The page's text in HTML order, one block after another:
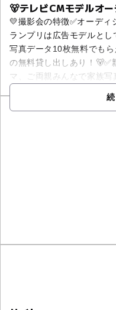
🐻テレビCMモデルオ
💛撮影会の特徴✅オーディ
ランプリは広告モデルと
写真データ10枚無料でも
の無料貸し出しあり！🐻✅
マ、ご両親みんなで家族